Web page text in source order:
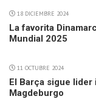
18 DICIEMBRE 2024
La favorita
Mundial 2025
11 OCTUBRE 2024
El Barça sigue lider
Magdeburgo